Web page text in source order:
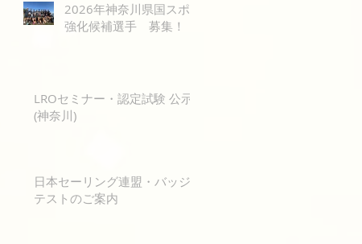
2026年神奈川県国スポ
強化候補選手 募集！
LROセミナー・認定試験 公示
(神奈川)
日本セーリング連盟・バッジ
テストのご案内